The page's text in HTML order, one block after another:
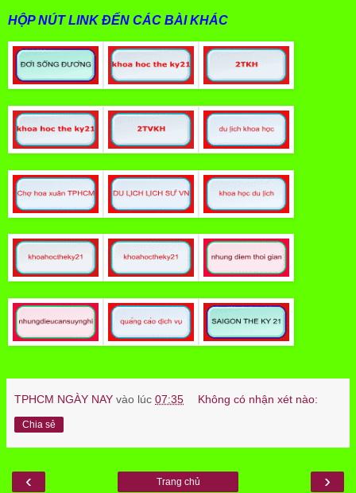
HỘP NÚT LINK ĐẾN CÁC BÀI KHÁC
TPHCM NGÀY NAY vào lúc 07:35 Không có nhận xét nào:
Chia sẻ
‹ ›
Trang chủ